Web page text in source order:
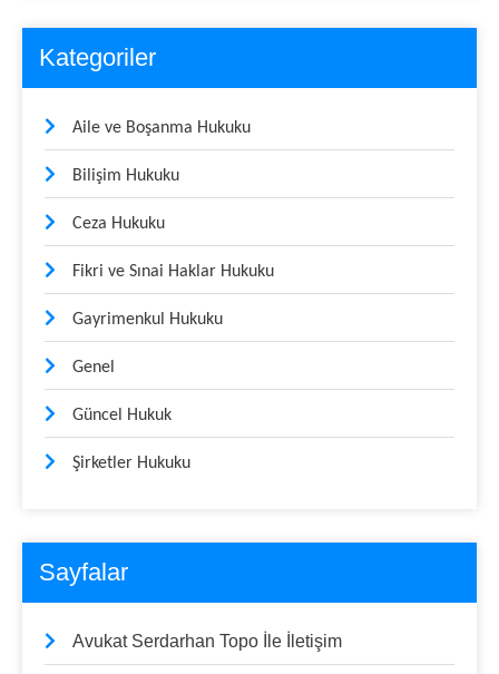
Kategoriler
Aile ve Boşanma Hukuku
Bilişim Hukuku
Ceza Hukuku
Fikri ve Sınai Haklar Hukuku
Gayrimenkul Hukuku
Genel
Güncel Hukuk
Şirketler Hukuku
Sayfalar
Avukat Serdarhan Topo İle İletişim